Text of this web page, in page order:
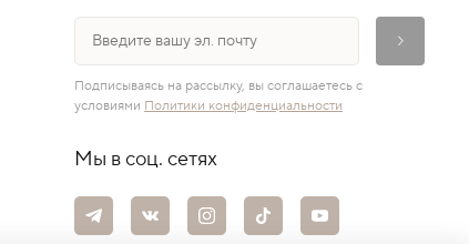
Подписываясь на рассылку, вы соглашаетесь с
условиями Политики конфиденциальности
Мы в соц. сетях